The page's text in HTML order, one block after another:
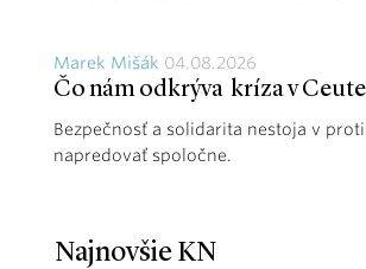
Marek Mišák 04.08.2026
Čo nám odkrýva kríza v Ceute
Bezpečnosť a solidarita nestoja v
napredovať spoločne.
Najnovšie KN